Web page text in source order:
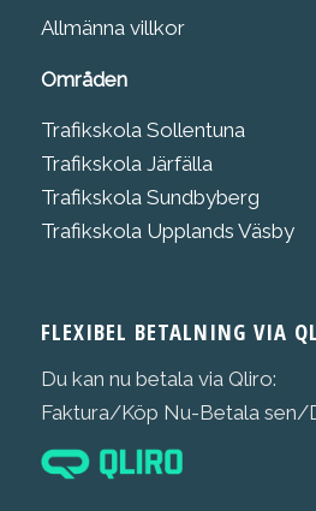
Allmänna villkor
Områden
Trafikskola Sollentuna
Trafikskola Järfälla
Trafikskola Sundbyberg
Trafikskola Upplands Väsby
FLEXIBEL BETALNING VIA
Du kan nu betala via Qliro:
Faktura/Köp Nu-Betala sen/